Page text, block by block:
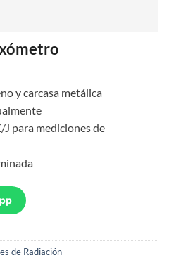
y carcasa metálica
para mediciones de
de Radiación